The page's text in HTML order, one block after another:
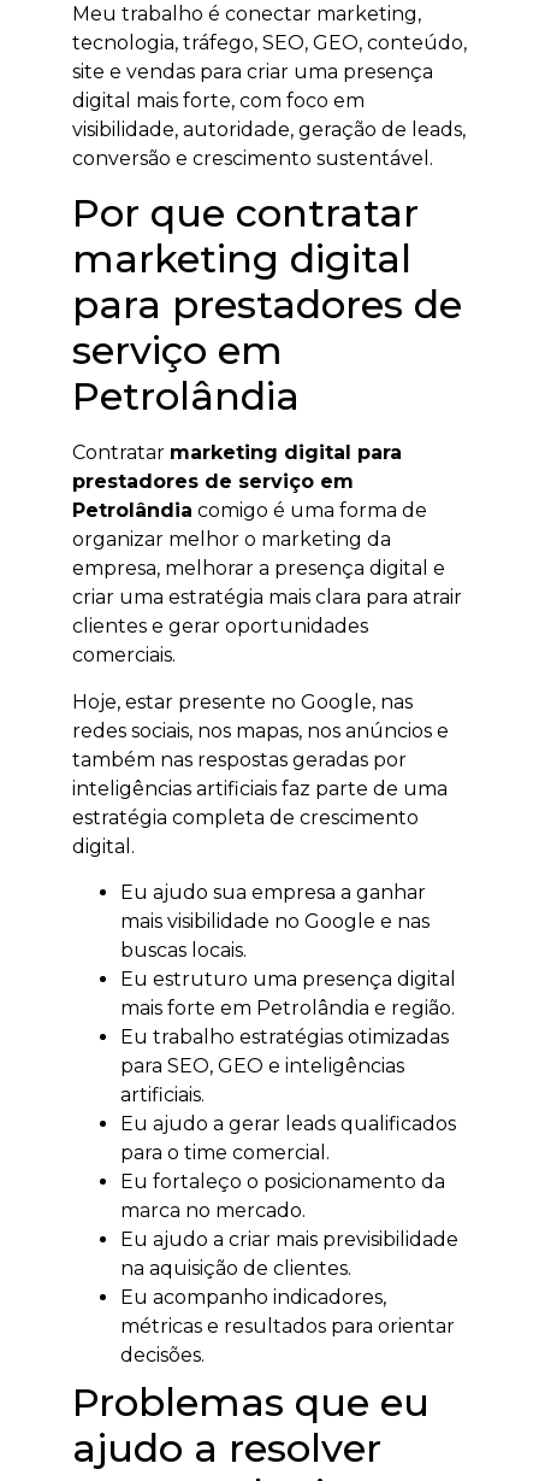
Meu trabalho é conectar marketing,
tecnologia, tráfego, SEO, GEO, conteúdo,
site e vendas para criar uma presença
digital mais forte, com foco em
visibilidade, autoridade, geração de leads,
conversão e crescimento sustentável.
Por que contratar
marketing digital
para prestadores de
serviço em
Petrolândia
Contratar marketing digital para
prestadores de serviço em
Petrolândia comigo é uma forma de
organizar melhor o marketing da
empresa, melhorar a presença digital e
criar uma estratégia mais clara para atrair
clientes e gerar oportunidades
comerciais.
Hoje, estar presente no Google, nas
redes sociais, nos mapas, nos anúncios e
também nas respostas geradas por
inteligências artificiais faz parte de uma
estratégia completa de crescimento
digital.
Eu ajudo sua empresa a ganhar
mais visibilidade no Google e nas
buscas locais.
Eu estruturo uma presença digital
mais forte em Petrolândia e região.
Eu trabalho estratégias otimizadas
para SEO, GEO e inteligências
artificiais.
Eu ajudo a gerar leads qualificados
para o time comercial.
Eu fortaleço o posicionamento da
marca no mercado.
Eu ajudo a criar mais previsibilidade
na aquisição de clientes.
Eu acompanho indicadores,
métricas e resultados para orientar
decisões.
Problemas que eu
ajudo a resolver